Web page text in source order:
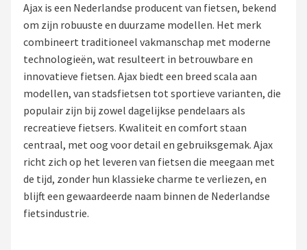
Fietsroutes
Kinderfietsen
Stadsfietsen
Elektrische fietsen
Mountainbikes
Shop
POPULAIRE MERKEN
Ajax is een Nederlandse producent van fietsen, bekend
om zijn robuuste en duurzame modellen. Het merk
combineert traditioneel vakmanschap met moderne
technologieën, wat resulteert in betrouwbare en
innovatieve fietsen. Ajax biedt een breed scala aan
modellen, van stadsfietsen tot sportieve varianten, die
populair zijn bij zowel dagelijkse pendelaars als
recreatieve fietsers. Kwaliteit en comfort staan
centraal, met oog voor detail en gebruiksgemak. Ajax
richt zich op het leveren van fietsen die meegaan met
de tijd, zonder hun klassieke charme te verliezen, en
blijft een gewaardeerde naam binnen de Nederlandse
fietsindustrie.